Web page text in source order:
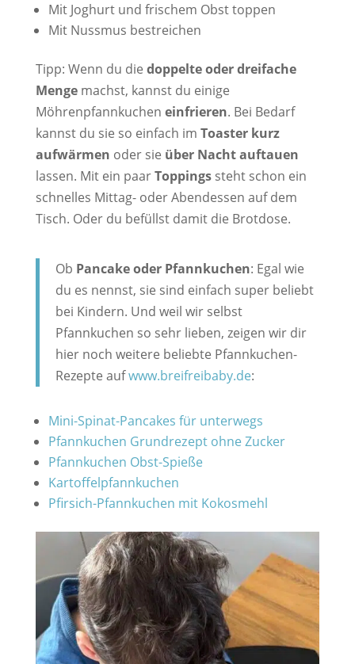
Mit Joghurt und frischem Obst toppen
Mit Nussmus bestreichen
Tipp: Wenn du die doppelte oder dreifache
Mengemachst, kannst du einige
Möhrenpfannkuchen einfrieren. Bei Bedarf
kannst du sie so einfach im Toaster kurz
aufwärmen oder sie über Nacht auftauen
lassen. Mit ein paarToppingssteht schon ein
schnelles Mittag- oder Abendessen auf dem
Tisch. Oder du befüllst damit die Brotdose.
Ob Pancake oder Pfannkuchen: Egal wie
du es nennst, sie sind einfach super beliebt
bei Kindern. Und weil wir selbst
Pfannkuchen so sehr lieben, zeigen wir dir
hier noch weitere beliebte Pfannkuchen-
Rezepte aufwww.breifreibaby.de:
Mini-Spinat-Pancakes für unterwegs
Pfannkuchen Grundrezept ohne Zucker
Pfannkuchen Obst-Spieße
Kartoffelpfannkuchen
Pfirsich-Pfannkuchen mit Kokosmehl